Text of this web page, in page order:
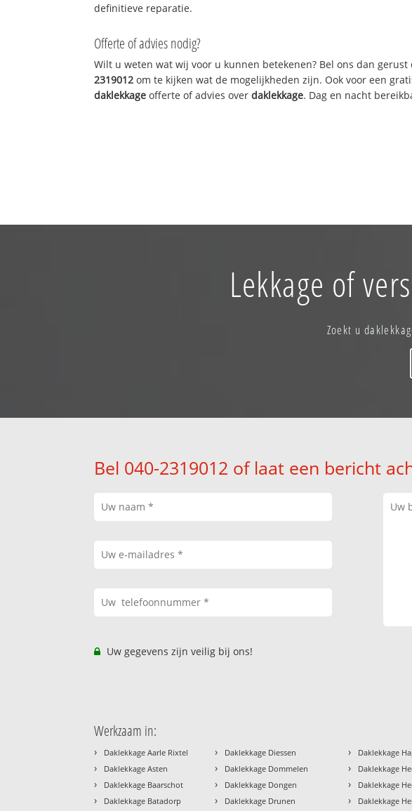
definitieve reparatie.
Offerte of advies nodig?
Wilt u weten wat wij voor u kunnen betekenen? Bel ons dan
2319012 om te kijken wat de mogelijkheden zijn. Ook voor een
daklekkage offerte of advies overdaklekkage. Dag en nacht
Lekkage of
Zoekt u
Bel 040-2319012 of laat een bericht
Uw gegevens zijn veilig bij ons!
Werkzaam in:
› Daklekkage Aarle Rixtel
› Daklekkage Asten
› Daklekkage Baarschot
› Daklekkage Batadorp
› Daklekkage Diessen
› Daklekkage Dommelen
› Daklekkage Dongen
› Daklekkage Drunen
› Daklekkage
› Daklekkage
› Daklekkage
› Daklekkage